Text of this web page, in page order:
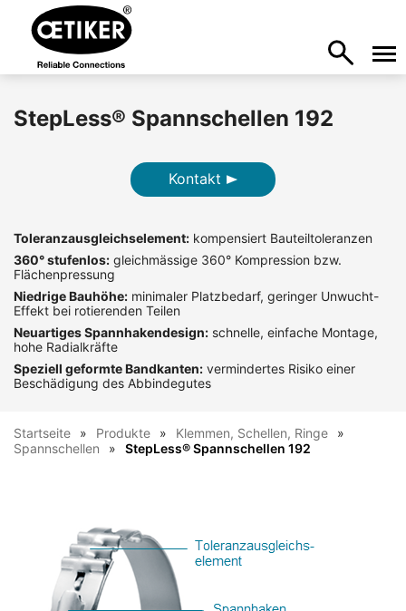
StepLess® Spannschellen 192
Kontakt
Toleranzausgleichselement: kompensiert Bauteiltoleranzen
360° stufenlos: gleichmässige 360° Kompression bzw.
Flächenpressung
Niedrige Bauhöhe: minimaler Platzbedarf, geringer Unwucht-
Effekt bei rotierenden Teilen
Neuartiges Spannhakendesign: schnelle, einfache Montage,
hohe Radialkräfte
Speziell geformte Bandkanten: vermindertes Risiko einer
Beschädigung des Abbindegutes
Startseite Produkte
Klemmen, Schellen, Ringe
Spannschellen
StepLess® Spannschellen 192